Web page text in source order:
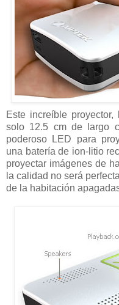
Este increíble
solo 12.5 cm de largo
poderoso LED para
una batería de ion-litio
proyectar imágenes de
la calidad no será
de la habitación